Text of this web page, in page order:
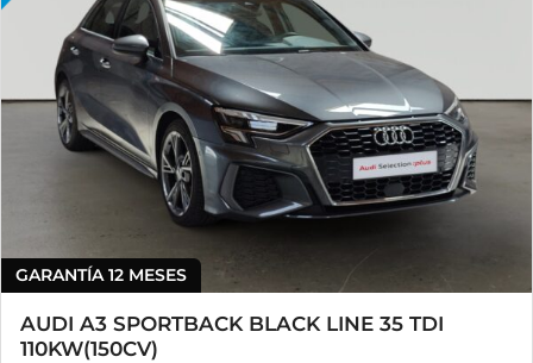
GARANTÍA 12 MESES
AUDI A3 SPORTBACK BLACK LINE 35 TDI
110KW(150CV)